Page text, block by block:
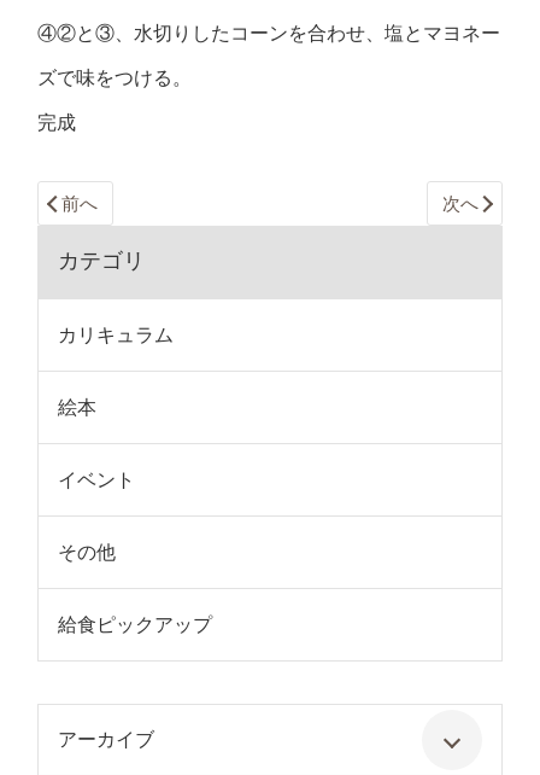
④②と③、水切りしたコーンを合わせ、塩とマヨネー
ズで味をつける。
完成
前へ 次へ
カテゴリ
カリキュラム
絵本
イベント
その他
給食ピックアップ
アーカイブ